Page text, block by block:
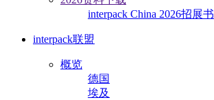
interpack China 2026招展书
interpack联盟
概览
德国
埃及